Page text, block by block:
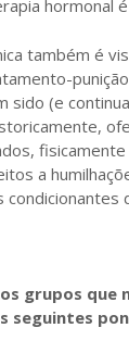
hormonal
também é
sido (e
a
grupos que
seguintes